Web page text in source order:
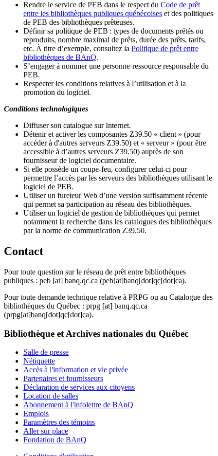
Rendre le service de PEB dans le respect du Code de prêt
entre les bibliothèques publiques québécoises et des politiques
de PEB des bibliothèques prêteuses.
Définir sa politique de PEB : types de documents prêtés ou
reproduits, nombre maximal de prêts, durée des prêts, tarifs,
etc. À titre d’exemple, consultez la Politique de prêt entre
bibliothèques de BAnQ.
S’engager à nommer une personne-ressource responsable du
PEB.
Respecter les conditions relatives à l’utilisation et à la
promotion du logiciel.
Conditions technologiques
Diffuser son catalogue sur Internet.
Détenir et activer les composantes Z39.50 « client » (pour
accéder à d'autres serveurs Z39.50) et « serveur » (pour être
accessible à d’autres serveurs Z39.50) auprès de son
fournisseur de logiciel documentaire.
Si elle possède un coupe-feu, configurer celui-ci pour
permettre l’accès par les serveurs des bibliothèques utilisant le
logiciel de PEB.
Utiliser un fureteur Web d’une version suffisamment récente
qui permet sa participation au réseau des bibliothèques.
Utiliser un logiciel de gestion de bibliothèques qui permet
notamment la recherche dans les catalogues des bibliothèques
par la norme de communication Z39.50.
Contact
Pour toute question sur le réseau de prêt entre bibliothèques
publiques : peb [at] banq.qc.ca (peb[at]banq[dot]qc[dot]ca).
Pour toute demande technique relative à PRPG ou au Catalogue des
bibliothèques du Québec : prpg [at] banq.qc.ca
(prpg[at]banq[dot]qc[dot]ca).
Bibliothèque et Archives nationales du Québec
Salle de presse
Nétiquette
Accès à l'information et vie privée
Partenaires et fournisseurs
Déclaration de services aux citoyens
Location de salles
Abonnement à l'infolettre de BAnQ
Emplois
Paramètres des témoins
Aller sur place
Fondation de BAnQ